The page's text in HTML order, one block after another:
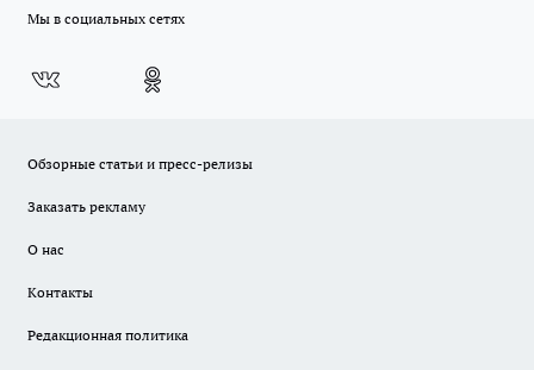
Мы в социальных сетях
Обзорные статьи и пресс-релизы
Заказать рекламу
О нас
Контакты
Редакционная политика